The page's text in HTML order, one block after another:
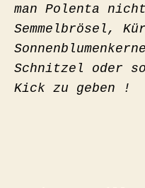
man Polenta
Semmelbrösel,
Schnitzel oder
Kick zu geben !